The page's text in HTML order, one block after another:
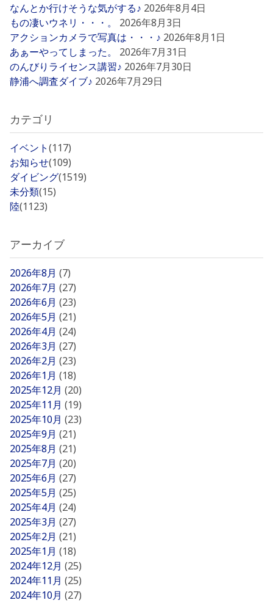
なんとか行けそうな気がする♪ 2026年8月4日
もの凄いウネリ・・・。
2026年8月3日
アクションカメラで写真は・・・♪ 2026年8月1日
あぁーやってしまった。
2026年7月31日
のんびりライセンス講習♪ 2026年7月30日
静浦へ調査ダイブ♪ 2026年7月29日
カテゴリ
イベント(117)
お知らせ(109)
ダイビング(1519)
未分類(15)
陸(1123)
アーカイブ
2026年8月 (7)
2026年7月 (27)
2026年6月 (23)
2026年5月 (21)
2026年4月 (24)
2026年3月 (27)
2026年2月 (23)
2026年1月 (18)
2025年12月 (20)
2025年11月 (19)
2025年10月 (23)
2025年9月 (21)
2025年8月 (21)
2025年7月 (20)
2025年6月 (27)
2025年5月 (25)
2025年4月 (24)
2025年3月 (27)
2025年2月 (21)
2025年1月 (18)
2024年12月 (25)
2024年11月 (25)
2024年10月 (27)